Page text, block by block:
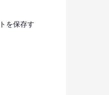
を保存す